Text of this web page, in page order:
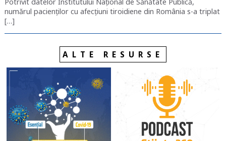
numărul pacienților cu afecțiuni tiroidiene din România s-a triplat
[…]
ALTE RESURSE